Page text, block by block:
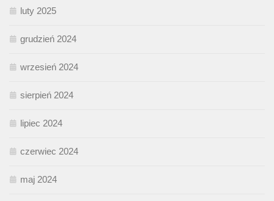
luty 2025
grudzień 2024
wrzesień 2024
sierpień 2024
lipiec 2024
czerwiec 2024
maj 2024